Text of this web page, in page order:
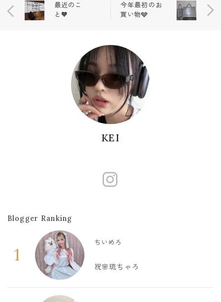
最近のこ
と🧡
今年最初のお
買い物🩶
KEI
Blogger Ranking
1
ちいめろ
祝🌸琉ちゃろ